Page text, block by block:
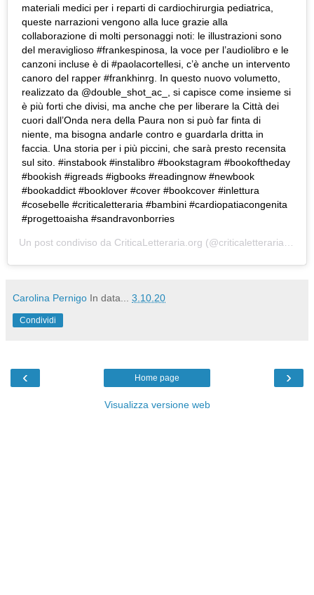
materiali medici per i reparti di cardiochirurgia pediatrica,
queste narrazioni vengono alla luce grazie alla
collaborazione di molti personaggi noti: le illustrazioni sono
del meraviglioso #frankespinosa, la voce per l’audiolibro e le
canzoni incluse è di #paolacortellesi, c’è anche un intervento
canoro del rapper #frankhinrg. In questo nuovo volumetto,
realizzato da @double_shot_ac_, si capisce come insieme si
è più forti che divisi, ma anche che per liberare la Città dei
cuori dall’Onda nera della Paura non si può far finta di
niente, ma bisogna andarle contro e guardarla dritta in
faccia. Una storia per i più piccini, che sarà presto recensita
sul sito. #instabook #instalibro #bookstagram #bookoftheday
#bookish #igreads #igbooks #readingnow #newbook
#bookaddict #booklover #cover #bookcover #inlettura
#cosebelle #criticaletteraria #bambini #cardiopatiacongenita
#progettoaisha #sandravonborries
Un post condiviso da CriticaLetteraria.org (@criticaletteraria) in data:
Carolina Pernigo In data... 3.10.20
Condividi
‹ ›
Home page
Visualizza versione web